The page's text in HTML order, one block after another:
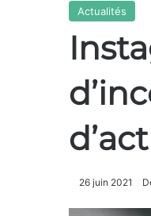
Actualités
26 juin 2021